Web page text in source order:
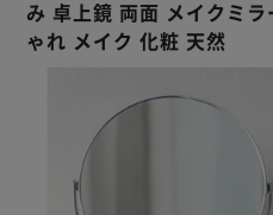
み 卓上鏡 両面 メイクミ
ゃれ メイク 化粧 天然